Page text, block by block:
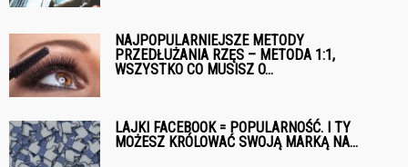
NAJPOPULARNIEJSZE METODY
PRZEDŁUŻANIA RZĘS – METODA 1:1,
WSZYSTKO CO MUSISZ O...
LAJKI FACEBOOK = POPULARNOŚĆ. I TY
MOŻESZ KRÓLOWAĆ SWOJĄ MARKĄ NA...